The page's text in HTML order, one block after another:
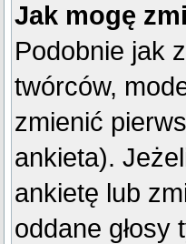
Jak mogę
Podobnie jak
twórców,
zmienić
ankieta).
ankietę lub
oddane